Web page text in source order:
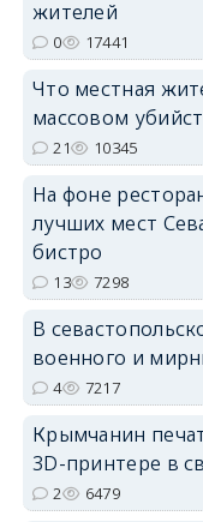
жителей
0 17441
Что местная
массовом
21 10345
На фоне
лучших мест
бистро
13 7298
В
военного и
4 7217
Крымчанин
3D-принтере в
2 6479